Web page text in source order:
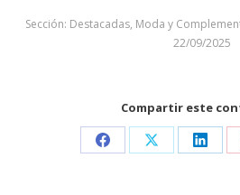
Sección: Destacadas, Moda y
22/09/2025
Compartir este
Share Share Share